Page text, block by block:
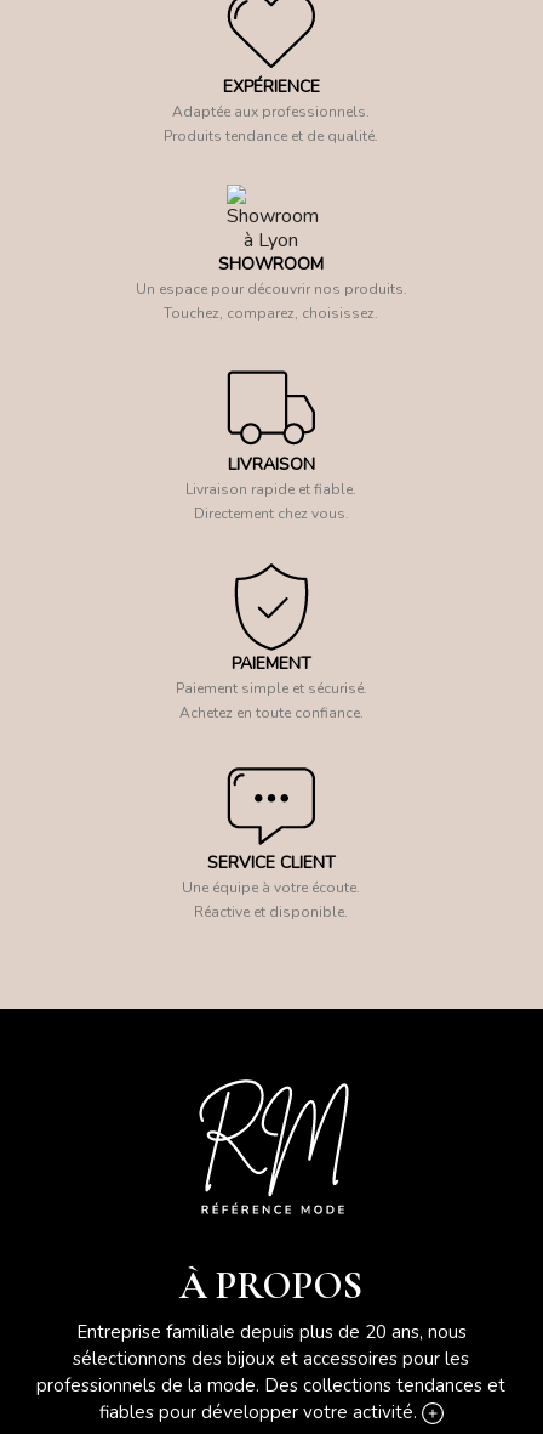
EXPÉRIENCE
Adaptée aux professionnels.
Produits tendance et de qualité.
SHOWROOM
Un espace pour découvrir nos produits.
Touchez, comparez, choisissez.
LIVRAISON
Livraison rapide et fiable.
Directement chez vous.
PAIEMENT
Paiement simple et sécurisé.
Achetez en toute confiance.
SERVICE CLIENT
Une équipe à votre écoute.
Réactive et disponible.
À PROPOS
Entreprise familiale depuis plus de 20 ans, nous
sélectionnons des bijoux et accessoires pour les
professionnels de la mode. Des collections tendances et
fiables pour développer votre activité.